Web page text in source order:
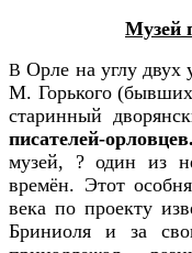
Музей
В Орле на углу
М. Горького
старинный
писателей-орловцев.
музей, ? один из
времён. Этот
века по проекту
Бриниоля и за